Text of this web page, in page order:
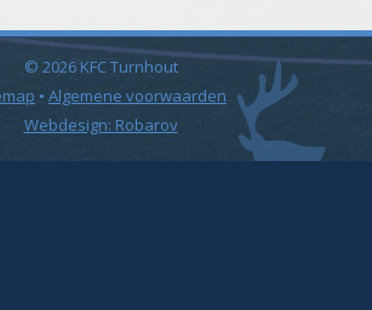
© 2026 KFC Turnhout
• Algemene voorwaarden
Webdesign: Robarov